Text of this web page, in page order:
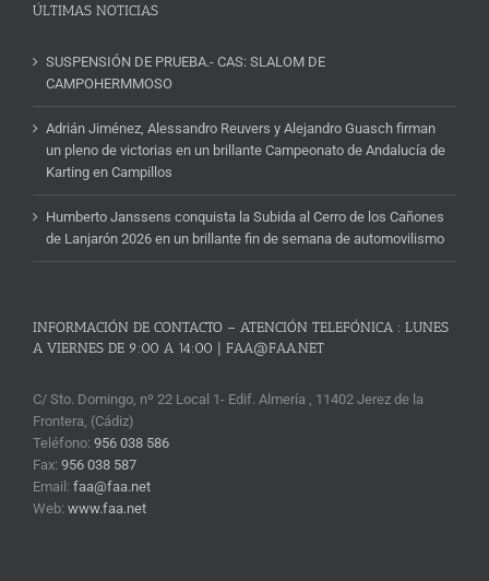
ÚLTIMAS NOTICIAS
SUSPENSIÓN DE PRUEBA.- CAS: SLALOM DE
CAMPOHERMMOSO
Adrián Jiménez, Alessandro Reuvers y Alejandro Guasch firman
un pleno de victorias en un brillante Campeonato de Andalucía de
Karting en Campillos
Humberto Janssens conquista la Subida al Cerro de los Cañones
de Lanjarón 2026 en un brillante fin de semana de automovilismo
INFORMACIÓN DE CONTACTO – ATENCIÓN TELEFÓNICA : LUNES
A VIERNES DE 9:00 A 14:00 | FAA@FAA.NET
C/ Sto. Domingo, nº 22 Local 1- Edif. Almería , 11402 Jerez de la
Frontera, (Cádiz)
Teléfono: 956 038 586
Fax: 956 038 587
Email: faa@faa.net
Web: www.faa.net